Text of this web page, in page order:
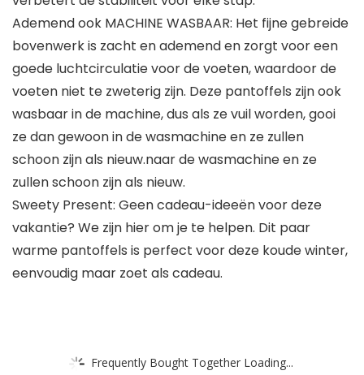
Ademend ook MACHINE WASBAAR: Het fijne gebreide
bovenwerk is zacht en ademend en zorgt voor een
goede luchtcirculatie voor de voeten, waardoor de
voeten niet te zweterig zijn. Deze pantoffels zijn ook
wasbaar in de machine, dus als ze vuil worden, gooi
ze dan gewoon in de wasmachine en ze zullen
schoon zijn als nieuw.naar de wasmachine en ze
zullen schoon zijn als nieuw.
Sweety Present: Geen cadeau-ideeën voor deze
vakantie? We zijn hier om je te helpen. Dit paar
warme pantoffels is perfect voor deze koude winter,
eenvoudig maar zoet als cadeau.
Frequently Bought Together Loading...